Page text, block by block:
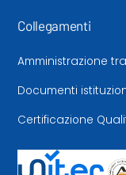
Collegamenti
Amministrazione
Documenti
Certificazione